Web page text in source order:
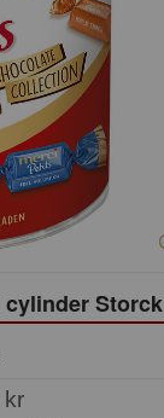
cylinder Storck
kr